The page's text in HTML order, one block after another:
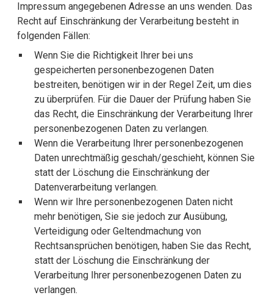
Impressum angegebenen Adresse an uns wenden. Das
Recht auf Einschränkung der Verarbeitung besteht in
folgenden Fällen:
Wenn Sie die Richtigkeit Ihrer bei uns
gespeicherten personenbezogenen Daten
bestreiten, benötigen wir in der Regel Zeit, um dies
zu überprüfen. Für die Dauer der Prüfung haben Sie
das Recht, die Einschränkung der Verarbeitung Ihrer
personenbezogenen Daten zu verlangen.
Wenn die Verarbeitung Ihrer personenbezogenen
Daten unrechtmäßig geschah/geschieht, können Sie
statt der Löschung die Einschränkung der
Datenverarbeitung verlangen.
Wenn wir Ihre personenbezogenen Daten nicht
mehr benötigen, Sie sie jedoch zur Ausübung,
Verteidigung oder Geltendmachung von
Rechtsansprüchen benötigen, haben Sie das Recht,
statt der Löschung die Einschränkung der
Verarbeitung Ihrer personenbezogenen Daten zu
verlangen.